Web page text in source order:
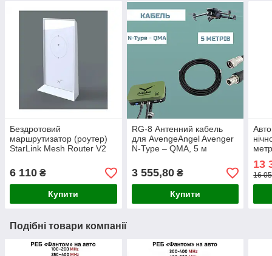
Бездротовий
маршрутизатор (роутер)
StarLink Mesh Router V2
6 110 ₴
Купити
RG-8 Антенний кабель
для AvengeAngel Avenger
N-Type – QMA, 5 м
3 555,80₴
Купити
13
16
Подібні товари компанії